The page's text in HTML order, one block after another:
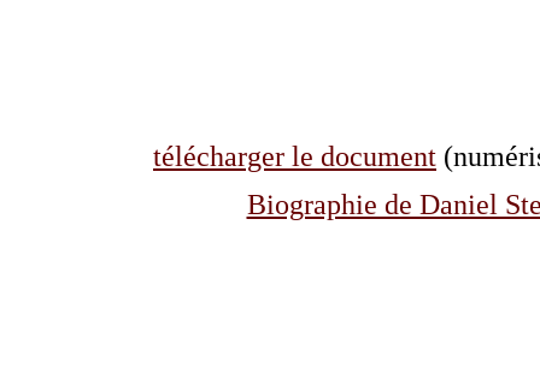
télécharger le document
Biographie de Daniel